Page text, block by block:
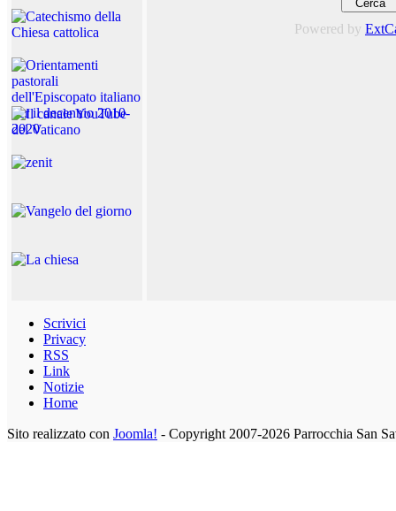
Powered by
Scrivici
Privacy
RSS
Link
Notizie
Home
Sito realizzato con Joomla! - Copyright 2007-2026 Parrocchia San